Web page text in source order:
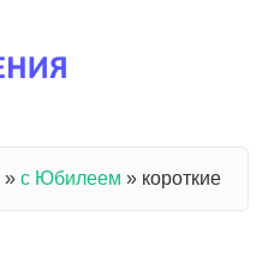
» с Юбилеем » короткие